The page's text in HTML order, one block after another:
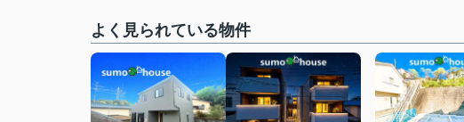
よく見られている物件